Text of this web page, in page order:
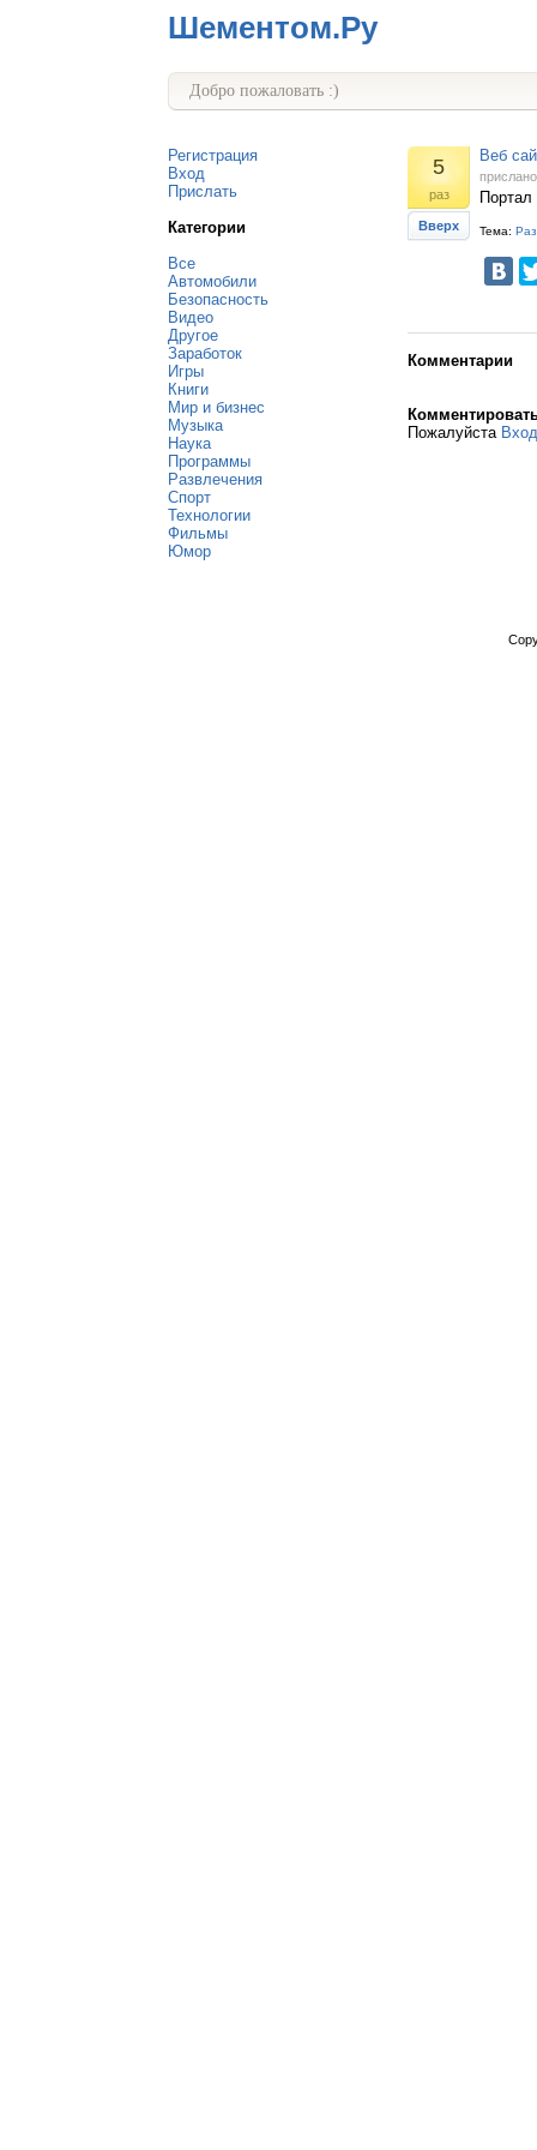
Шементом.Ру
Добро пожаловать :)
Регистрация
Вход
Прислать
Категории
Все
Автомобили
Безопасность
Видео
Другое
Заработок
Игры
Книги
Мир и бизнес
Музыка
Наука
Программы
Развлечения
Спорт
Технологии
Фильмы
Юмор
5
раз
Вверх
Веб
Тема:
Комментарии
Пожалуйста Вход